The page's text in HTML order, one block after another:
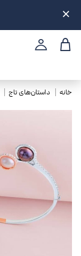
خانه داستان‌های تاج